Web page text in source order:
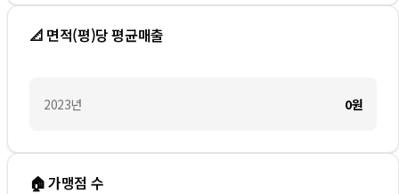
📐 면적(평)당 평균매출
2023년 0원
🏠 가맹점 수